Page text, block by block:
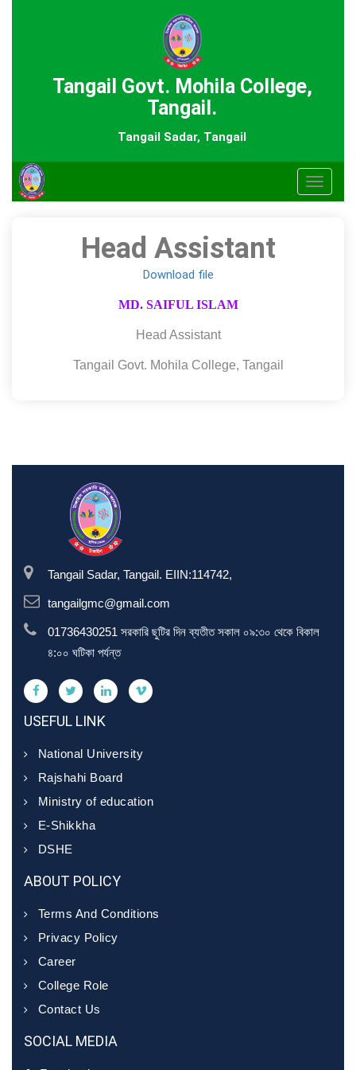
Tangail Govt. Mohila College,
Tangail.
Tangail Sadar, Tangail
Toggle
Head Assistant
Download file
MD. SAIFUL ISLAM
Head Assistant
Tangail Govt. Mohila College, Tangail
Tangail Sadar, Tangail. EIIN:114742,
tangailgmc@gmail.com
01736430251 সরকারি ছুটির দিন ব্যতীত সকাল ০৯:৩০ থেকে বিকাল
৪:০০ ঘটিকা পর্যন্ত
USEFUL LINK
National University
Rajshahi Board
Ministry of education
E-Shikkha
DSHE
ABOUT POLICY
Terms And Conditions
Privacy Policy
Career
College Role
Contact Us
SOCIAL MEDIA